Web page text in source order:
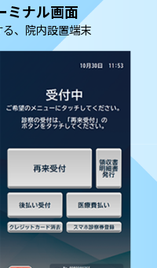
ミナル画面
、院内設置端末